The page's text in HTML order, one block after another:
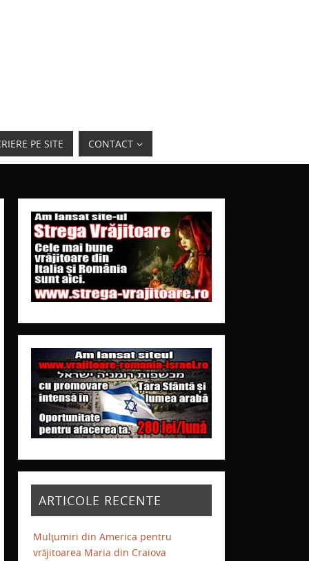
PE SITE CONTACT
ARTICOLE RECENTE
Mulţumiri din America pentru
vrăjitoarea Maria din Craiova